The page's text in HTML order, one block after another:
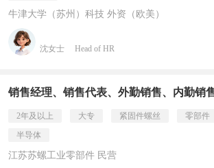
牛津大学（苏州）科技 外资（欧美）
沈女士 Head of HR
销售经理、销售代表、外勤销售、内勤销售
2年及以上 大专 紧固件螺丝 零部件
半导体
江苏苏螺工业零部件 民营